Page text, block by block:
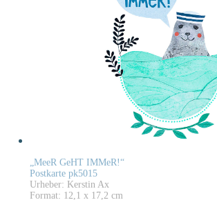
„MeeR GeHT IMMeR!“
Postkarte pk5015
Urheber: Kerstin Ax
Format: 12,1 x 17,2 cm